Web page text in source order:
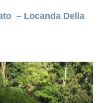
– Locanda Della